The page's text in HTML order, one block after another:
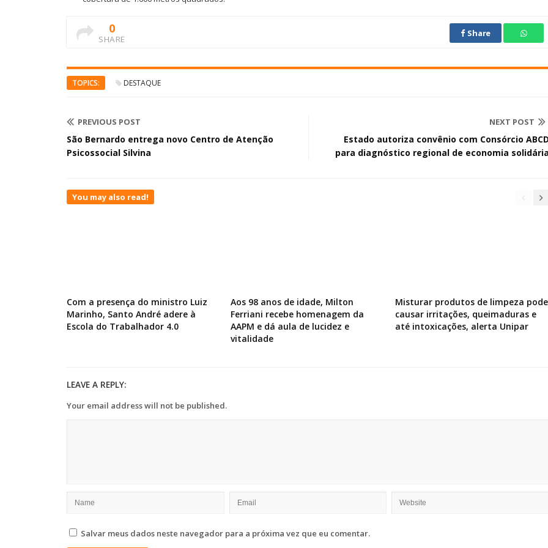
0
SHARE
Share
TOPICS: DESTAQUE
PREVIOUS POST
São Bernardo entrega novo Centro de Atenção
Psicossocial Silvina
NEXT POST
Estado autoriza convênio com Consórcio
para diagnóstico regional de economia
You may also read!
Com a presença do ministro Luiz
Marinho, Santo André adere à
Escola do Trabalhador 4.0
Aos 98 anos de idade, Milton
Ferriani recebe homenagem da
AAPM e dá aula de lucidez e
vitalidade
Misturar produtos de limpeza pode
causar irritações, queimaduras e
até intoxicações, alerta Unipar
LEAVE A REPLY:
Your email address will not be published.
Salvar meus dados neste navegador para a próxima vez que eu comentar.